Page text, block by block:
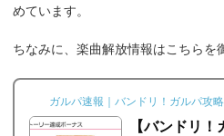
めています。
ちなみに、楽曲解放情報はこちらを
ガルパ速報｜バンドリ！ガルパ攻
【バンドリ